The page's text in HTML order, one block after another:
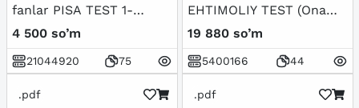
fanlar PISA TEST 1-
BOSQICH
4 500 so’m
21044920 75
EHTIMOLIY TEST (Ona
tili-Matematika-Fizika) -
Javoblari bilan
19 880 so’m
5400166 44
.pdf .pdf